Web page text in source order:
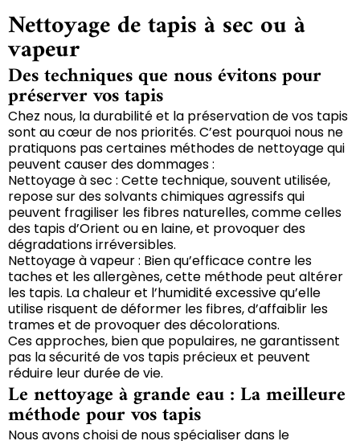
Nettoyage de tapis à sec ou à
vapeur
Des techniques que nous évitons pour
préserver vos tapis
Chez nous, la durabilité et la préservation de vos tapis
sont au cœur de nos priorités. C’est pourquoi nous ne
pratiquons pas certaines méthodes de nettoyage qui
peuvent causer des dommages :
Nettoyage à sec : Cette technique, souvent utilisée,
repose sur des solvants chimiques agressifs qui
peuvent fragiliser les fibres naturelles, comme celles
des tapis d’Orient ou en laine, et provoquer des
dégradations irréversibles.
Nettoyage à vapeur : Bien qu’efficace contre les
taches et les allergènes, cette méthode peut altérer
les tapis. La chaleur et l’humidité excessive qu’elle
utilise risquent de déformer les fibres, d’affaiblir les
trames et de provoquer des décolorations.
Ces approches, bien que populaires, ne garantissent
pas la sécurité de vos tapis précieux et peuvent
réduire leur durée de vie.
Le nettoyage à grande eau : La meilleure
méthode pour vos tapis
Nous avons choisi de nous spécialiser dans le